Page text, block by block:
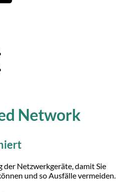
Network
Netzwerkgeräte, damit Sie
und so Ausfälle vermeiden.